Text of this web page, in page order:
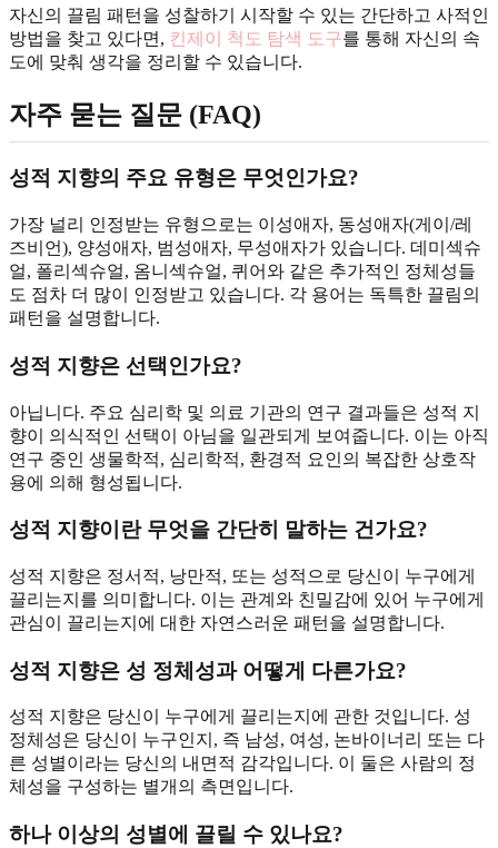
자신의 끌림 패턴을 성찰하기 시작할 수 있는 간단하고 사적인
방법을 찾고 있다면, 킨제이 척도 탐색 도구를 통해 자신의 속
도에 맞춰 생각을 정리할 수 있습니다.
자주 묻는 질문 (FAQ)
성적 지향의 주요 유형은 무엇인가요?
가장 널리 인정받는 유형으로는 이성애자, 동성애자(게이/레
즈비언), 양성애자, 범성애자, 무성애자가 있습니다. 데미섹슈
얼, 폴리섹슈얼, 옴니섹슈얼, 퀴어와 같은 추가적인 정체성들
도 점차 더 많이 인정받고 있습니다. 각 용어는 독특한 끌림의
패턴을 설명합니다.
성적 지향은 선택인가요?
아닙니다. 주요 심리학 및 의료 기관의 연구 결과들은 성적 지
향이 의식적인 선택이 아님을 일관되게 보여줍니다. 이는 아직
연구 중인 생물학적, 심리학적, 환경적 요인의 복잡한 상호작
용에 의해 형성됩니다.
성적 지향이란 무엇을 간단히 말하는 건가요?
성적 지향은 정서적, 낭만적, 또는 성적으로 당신이 누구에게
끌리는지를 의미합니다. 이는 관계와 친밀감에 있어 누구에게
관심이 끌리는지에 대한 자연스러운 패턴을 설명합니다.
성적 지향은 성 정체성과 어떻게 다른가요?
성적 지향은 당신이 누구에게 끌리는지에 관한 것입니다. 성
정체성은 당신이 누구인지, 즉 남성, 여성, 논바이너리 또는 다
른 성별이라는 당신의 내면적 감각입니다. 이 둘은 사람의 정
체성을 구성하는 별개의 측면입니다.
하나 이상의 성별에 끌릴 수 있나요?